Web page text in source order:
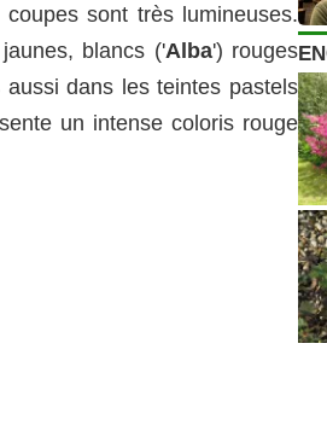
sont très lumineuses.
blancs ('Alba') rouges
dans les teintes pastels
un intense coloris rouge